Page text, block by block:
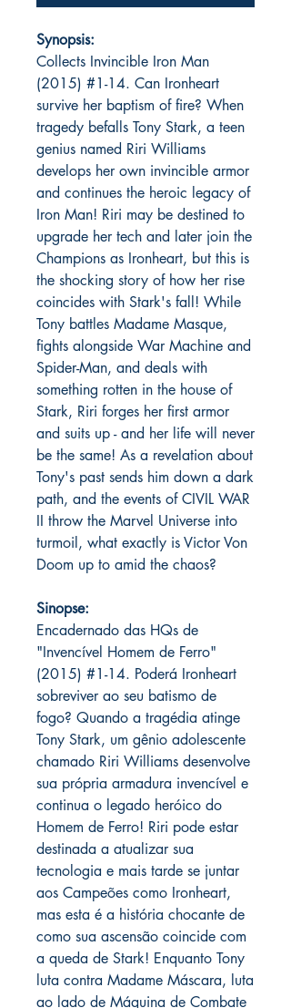
Synopsis:
Collects Invincible Iron Man
(2015) #1-14. Can Ironheart
survive her baptism of fire? When
tragedy befalls Tony Stark, a teen
genius named Riri Williams
develops her own invincible armor
and continues the heroic legacy of
Iron Man! Riri may be destined to
upgrade her tech and later join the
Champions as Ironheart, but this is
the shocking story of how her rise
coincides with Stark's fall! While
Tony battles Madame Masque,
fights alongside War Machine and
Spider-Man, and deals with
something rotten in the house of
Stark, Riri forges her first armor
and suits up - and her life will never
be the same! As a revelation about
Tony's past sends him down a dark
path, and the events of CIVIL WAR
II throw the Marvel Universe into
turmoil, what exactly is Victor Von
Doom up to amid the chaos?
Sinopse:
Encadernado das HQs de
"Invencível Homem de Ferro"
(2015) #1-14. Poderá Ironheart
sobreviver ao seu batismo de
fogo? Quando a tragédia atinge
Tony Stark, um gênio adolescente
chamado Riri Williams desenvolve
sua própria armadura invencível e
continua o legado heróico do
Homem de Ferro! Riri pode estar
destinada a atualizar sua
tecnologia e mais tarde se juntar
aos Campeões como Ironheart,
mas esta é a história chocante de
como sua ascensão coincide com
a queda de Stark! Enquanto Tony
luta contra Madame Máscara, luta
ao lado de Máquina de Combate